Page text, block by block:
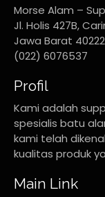
Morse Alam –
Jl. Holis 427B,
Jawa Barat 40222
(022) 6076537
Profil
Kami adalah
spesialis batu
kami telah
kualitas produk
Main Link